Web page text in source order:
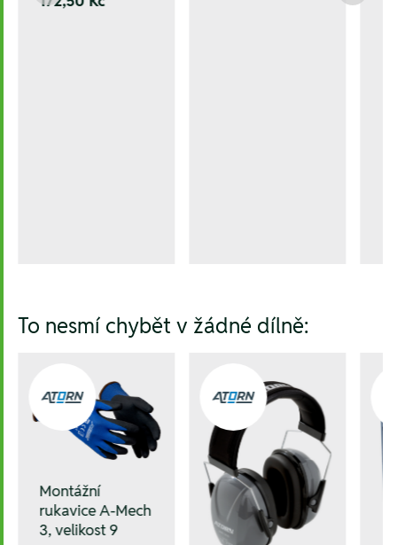
To nesmí chybět v žádné dílně:
Montážní
rukavice A-Mech
3, velikost 9